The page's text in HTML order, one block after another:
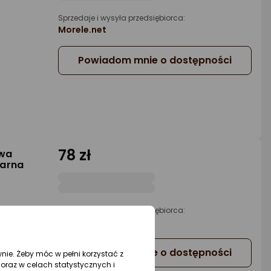
Sprzedaje i wysyła przedsiębiorca:
Morele.net
Powiadom mnie o dostępności
78 zł
Sprzedaje i wysyła przedsiębiorca:
Powiadom mnie o dostępności
Żeby móc w pełni korzystać z
w celach statystycznych i